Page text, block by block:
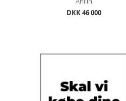
DKK 46 000